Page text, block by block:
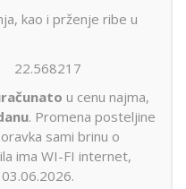
kao i prženje ribe u
22.568217
u cenu najma,
. Promena posteljine
sami brinu o
ima WI-FI internet,